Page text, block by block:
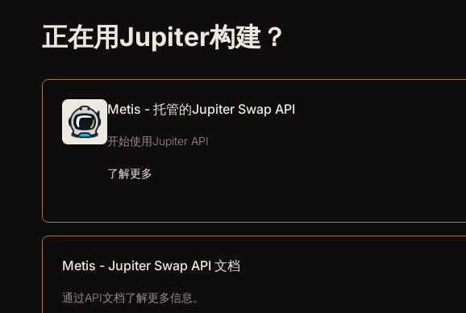
正在用Jupiter构建？
Metis - 托管的Jupiter Swap API
开始使用Jupiter API
了解更多
Metis - Jupiter Swap API 文档
通过API文档了解更多信息。